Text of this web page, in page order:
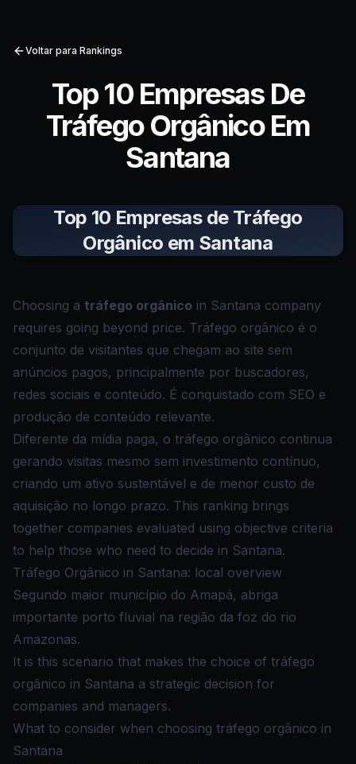
Voltar para Rankings
Top 10 Empresas De
Tráfego Orgânico Em
Santana
Top 10 Empresas de Tráfego
Orgânico em Santana
Choosing a tráfego orgânico in Santana company
requires going beyond price. Tráfego orgânico é o
conjunto de visitantes que chegam ao site sem
anúncios pagos, principalmente por buscadores,
redes sociais e conteúdo. É conquistado com SEO e
produção de conteúdo relevante.
Diferente da mídia paga, o tráfego orgânico continua
gerando visitas mesmo sem investimento contínuo,
criando um ativo sustentável e de menor custo de
aquisição no longo prazo. This ranking brings
together companies evaluated using objective criteria
to help those who need to decide in Santana.
Tráfego Orgânico in Santana: local overview
Segundo maior município do Amapá, abriga
importante porto fluvial na região da foz do rio
Amazonas.
It is this scenario that makes the choice of tráfego
orgânico in Santana a strategic decision for
companies and managers.
What to consider when choosing tráfego orgânico in
Santana